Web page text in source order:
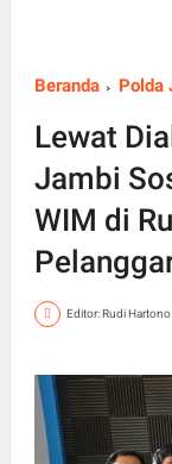
Beranda Polda
Lewat
Jambi
WIM di
Editor: Rudi Hartono